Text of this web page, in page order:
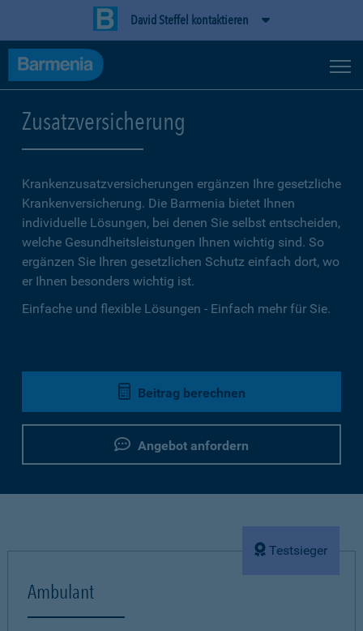
David Steffel kontaktieren
Zusatzversicherung
Krankenzusatzversicherungen ergänzen Ihre gesetzliche
Kranken­versicherung. Die Barmenia bietet Ihnen
individuelle Lösungen, bei denen Sie selbst entscheiden,
welche Gesundheitsleistungen Ihnen wichtig sind. So
ergänzen Sie Ihren gesetzlichen Schutz einfach dort, wo
er Ihnen besonders wichtig ist.
Einfache und flexible Lösungen - Einfach mehr für Sie.
Beitrag berechnen
Angebot anfordern
Testsieger
Ambulant